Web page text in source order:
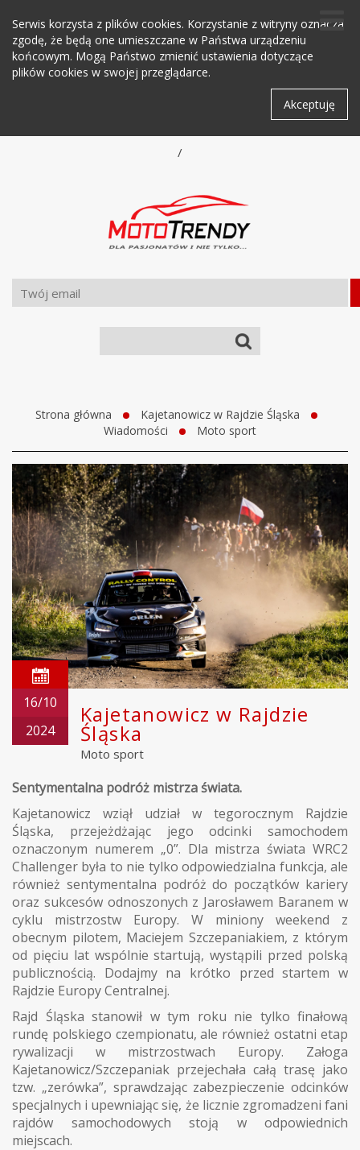
Serwis korzysta z plików cookies. Korzystanie z witryny oznacza
zgodę, że będą one umieszczane w Państwa urządzeniu
końcowym. Mogą Państwo zmienić ustawienia dotyczące
plików cookies w swojej przeglądarce.
Akceptuję
/
Strona główna
Kajetanowicz w Rajdzie Śląska
Wiadomości
Moto sport
16/10
2024
Kajetanowicz w Rajdzie
Śląska
Moto sport
Sentymentalna podróż mistrza świata.
Kajetanowicz wziął udział w tegorocznym Rajdzie
Śląska, przejeżdżając jego odcinki samochodem
oznaczonym numerem „0”. Dla mistrza świata WRC2
Challenger była to nie tylko odpowiedzialna funkcja, ale
również sentymentalna podróż do początków kariery
oraz sukcesów odnoszonych z Jarosławem Baranem w
cyklu mistrzostw Europy. W miniony weekend z
obecnym pilotem, Maciejem Szczepaniakiem, z którym
od pięciu lat wspólnie startują, wystąpili przed polską
publicznością. Dodajmy na krótko przed startem w
Rajdzie Europy Centralnej.
Rajd Śląska stanowił w tym roku nie tylko finałową
rundę polskiego czempionatu, ale również ostatni etap
rywalizacji w mistrzostwach Europy. Załoga
Kajetanowicz/Szczepaniak przejechała całą trasę jako
tzw. „zerówka”, sprawdzając zabezpieczenie odcinków
specjalnych i upewniając się, że licznie zgromadzeni fani
rajdów samochodowych stoją w odpowiednich
miejscach.